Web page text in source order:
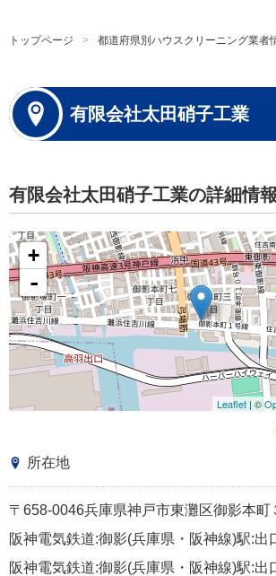
トップページ 都道府県別ハウスクリーニング業者
有限会社太田硝子工業
有限会社太田硝子工業の詳細情報
+
-
Leaflet | ©
所在地
〒658-0046兵庫県神戸市東灘区御影本町
阪神電気鉄道:御影(兵庫県・阪神線)駅:出
阪神電気鉄道:御影(兵庫県・阪神線)駅:出